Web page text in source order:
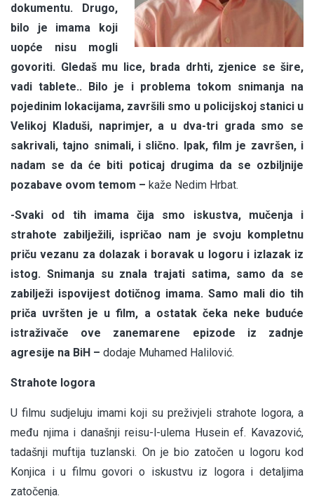
dokumentu. Drugo,
bilo je imama koji
uopće nisu mogli
govoriti. Gledaš mu lice, brada drhti, zjenice se šire,
vadi tablete.. Bilo je i problema tokom snimanja na
pojedinim lokacijama, završili smo u policijskoj stanici u
Velikoj Kladuši, naprimjer, a u dva-tri grada smo se
sakrivali, tajno snimali, i slično. Ipak, film je završen, i
nadam se da će biti poticaj drugima da se ozbiljnije
pozabave ovom temom – kaže Nedim Hrbat.
-Svaki od tih imama čija smo iskustva, mučenja i
strahote zabilježili, ispričao nam je svoju kompletnu
priču vezanu za dolazak i boravak u logoru i izlazak iz
istog. Snimanja su znala trajati satima, samo da se
zabilježi ispovijest dotičnog imama. Samo mali dio tih
priča uvršten je u film, a ostatak čeka neke buduće
istraživače ove zanemarene epizode iz zadnje
agresije na BiH – dodaje Muhamed Halilović.
Strahote logora
U filmu sudjeluju imami koji su preživjeli strahote logora, a
među njima i današnji reisu-l-ulema Husein ef. Kavazović,
tadašnji muftija tuzlanski. On je bio zatočen u logoru kod
Konjica i u filmu govori o iskustvu iz logora i detaljima
zatočenja.